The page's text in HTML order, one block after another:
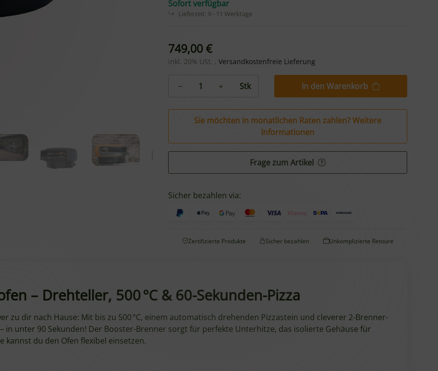
Sofort verfügbar
Lieferzeit: 9 - 11 Werktage
749,00 €
inkl. 20% USt. ,Versandkostenfreie Lieferung
Stk In den Warenkorb
Sie möchten in monatlichen Raten zahlen?Weitere
Informationen
Frage zum Artikel
Sicher bezahlen via:
Zertifizierte Produkte Sicher bezahlen Unkomplizierte Retoure
– Drehteller, 500 °C & 60-Sekunden-Pizza
zu dir nach Hause: Mit bis zu 500 °C, einem automatisch drehenden Pizzastein und cleverer 2-Brenner-
in unter 90 Sekunden! Der Booster-Brenner sorgt für perfekte Unterhitze, das isolierte Gehäuse für
kannst du den Ofen flexibel einsetzen.